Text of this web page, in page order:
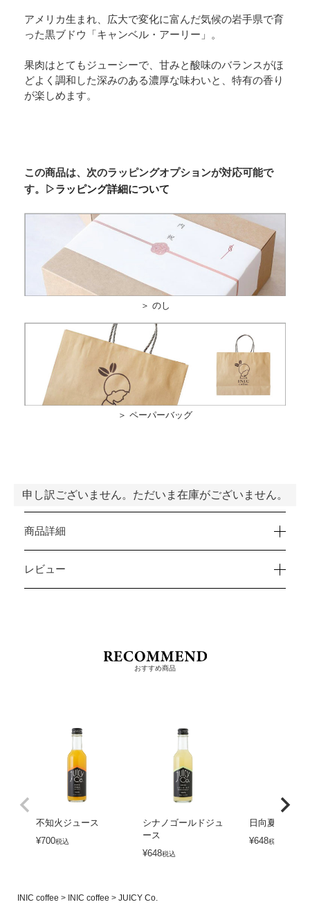
アメリカ生まれ、広大で変化に富んだ気候の岩手県で育
った黒ブドウ「キャンベル・アーリー」。
果肉はとてもジューシーで、甘みと酸味のバランスがほ
どよく調和した深みのある濃厚な味わいと、特有の香り
が楽しめます。
この商品は、次のラッピングオプションが対応可能で
す。
▷ラッピング詳細について
＞ のし
＞ ペーパーバッグ
申し訳ございません。ただいま在庫がございません。
商品詳細
レビュー
おすすめ商品
不知火ジュース
¥700税込
シナノゴールドジュ
ース
¥648税込
日向夏ジュー
¥648税込
INIC coffee INIC coffee
JUICY Co.